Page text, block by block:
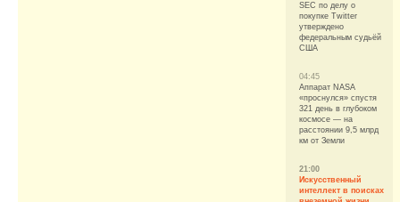
SEC по делу о
покупке Twitter
утверждено
федеральным судьёй
США
04:45
Аппарат NASA
«проснулся» спустя
321 день в глубоком
космосе — на
расстоянии 9,5 млрд
км от Земли
21:00
Искусственный
интеллект в поисках